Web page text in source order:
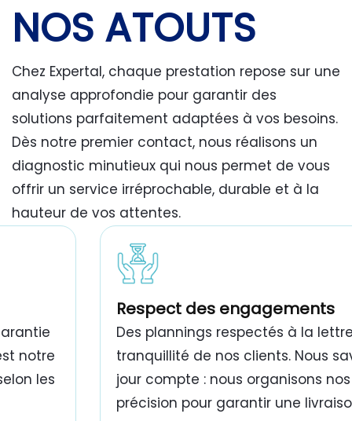
NOS ATOUTS
Chez Expertal, chaque prestation repose sur une
analyse approfondie pour garantir des
solutions parfaitement adaptées à vos besoins.
Dès notre premier contact, nous réalisons un
diagnostic minutieux qui nous permet de vous
offrir un service irréprochable, durable et à la
hauteur de vos attentes.
travaux de peinture bâtiment Tunisie
notre
les
Respect des engagements
Des plannings respectés à la
tranquillité de nos clients. Nous
jour compte : nous organisons
précision pour garantir une